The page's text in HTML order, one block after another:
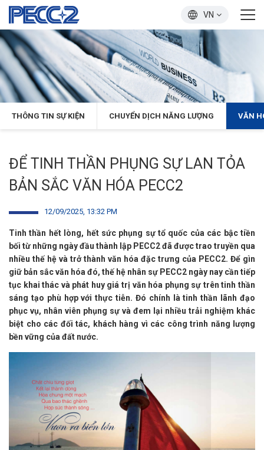
VN
THÔNG TIN SỰ KIỆN CHUYỂN DỊCH NĂNG LƯỢNG VĂN
ĐỂ TINH THẦN PHỤNG SỰ LAN TỎA
BẢN SẮC VĂN HÓA PECC2
12/09/2025, 13:32 PM
Tinh thần hết lòng, hết sức phụng sự tổ quốc của các bậc tiền
bối từ những ngày đầu thành lập PECC2 đã được trao truyền qua
nhiều thế hệ và trở thành văn hóa đặc trưng của PECC2. Để gìn
giữ bản sắc văn hóa đó, thế hệ nhân sự PECC2 ngày nay cần tiếp
tục khai thác và phát huy giá trị văn hóa phụng sự trên tinh thần
sáng tạo phù hợp với thực tiễn. Đó chính là tinh thần lãnh đạo
phục vụ, nhân viên phụng sự và đem lại nhiều trải nghiệm khác
biệt cho các đối tác, khách hàng vì các công trình năng lượng
bền vững của đất nước.